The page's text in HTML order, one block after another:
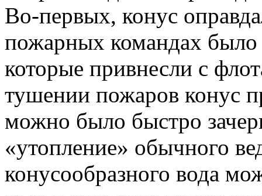
Во-первых, конус
пожарных командах было
которые привнесли с
тушении пожаров конус
можно было быстро
«утопление» обычного
конусообразного вода